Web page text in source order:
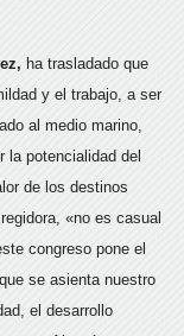
ha trasladado que
y el trabajo, a ser
al medio marino,
la potencialidad del
de los destinos
«no es casual
congreso pone el
se asienta nuestro
el desarrollo